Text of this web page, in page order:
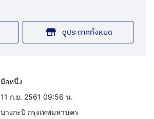
ดูประกาศทั้งหมด
มือหนึ่ง
11 ก.ย. 2561 09:56 น.
บางกะปิ กรุงเทพมหานคร